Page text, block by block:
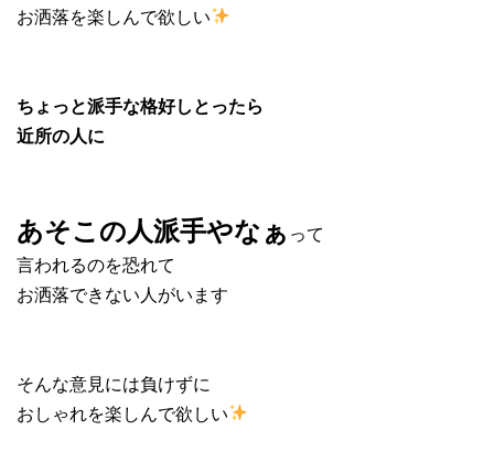
お洒落を楽しんで欲しい
ちょっと派手な格好しとったら
近所の人に
あそこの人派手やなぁ って
言われるのを恐れて
お洒落できない人がいます
そんな意見には負けずに
おしゃれを楽しんで欲しい